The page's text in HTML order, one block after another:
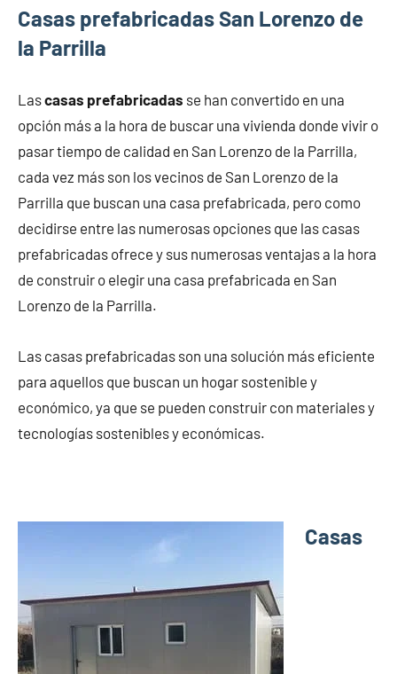
Casas prefabricadas San Lorenzo de
la Parrilla
Lascasas prefabricadas se han convertido en una
opción más a la hora de buscar una vivienda donde vivir o
pasar tiempo de calidad en San Lorenzo de la Parrilla,
cada vez más son los vecinos de San Lorenzo de la
Parrilla que buscan una casa prefabricada, pero como
decidirse entre las numerosas opciones que las casas
prefabricadas ofrece y sus numerosas ventajas a la hora
de construir o elegir una casa prefabricada en San
Lorenzo de la Parrilla.
Las casas prefabricadas son una solución más eficiente
para aquellos que buscan un hogar sostenible y
económico, ya que se pueden construir con materiales y
tecnologías sostenibles y económicas.
Casas